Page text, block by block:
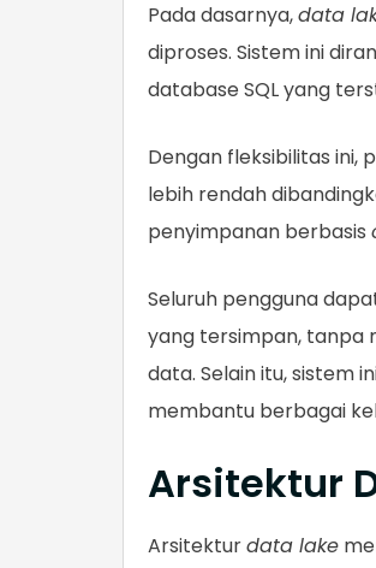
Pada dasarnya,data
diproses. Sistem ini
database SQL yang
Dengan fleksibilitas ini,
lebih rendah
penyimpanan berbasis
Seluruh pengguna
yang tersimpan, tanpa
data. Selain itu, sistem
membantu berbagai
Arsitektur
Arsitekturdata lake